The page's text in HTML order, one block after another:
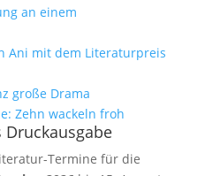
an einem
Ani mit dem Literaturpreis
große Drama
Zehn wackeln froh
Druckausgabe
Termine für die